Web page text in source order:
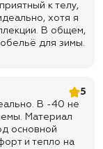
к телу,
хотя я
В общем,
для зимы.
5
В -40 не
Материал
основной
и тепло на